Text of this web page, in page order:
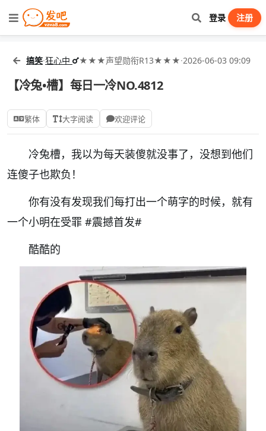
登录 注册
搞笑·狂心中 ★★★声望勋衔R13★★★·2026-06-03 09:09
【冷兔•槽】每日一冷NO.4812
繁体 大字阅读 欢迎评论
冷兔槽，我以为每天装傻就没事了，没想到他们
连傻子也欺负！
你有没有发现我们每打出一个萌字的时候，就有
一个小明在受罪 #震撼首发#
酷酷的